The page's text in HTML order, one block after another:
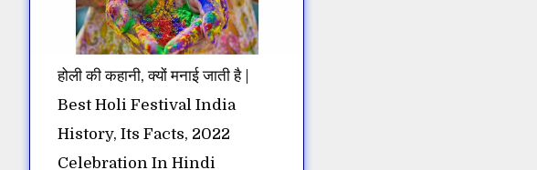
होली की कहानी, क्यों मनाई जाती है |
Best Holi Festival India
History, Its Facts, 2022
Celebration In Hindi